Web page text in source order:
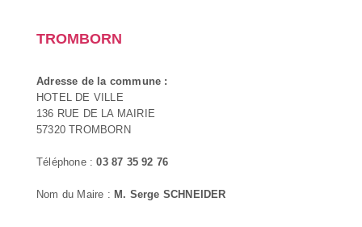
TROMBORN
Adresse de la commune :
HOTEL DE VILLE
136 RUE DE LA MAIRIE
57320 TROMBORN
Téléphone :03 87 35 92 76
Nom du Maire : M. Serge SCHNEIDER